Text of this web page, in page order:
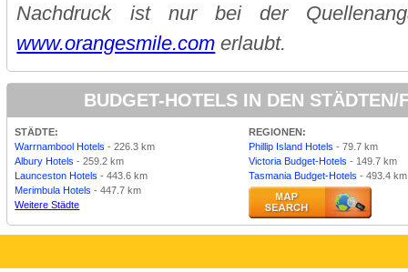
Nachdruck ist nur bei der
www.orangesmile.com erlaubt.
BUDGET-HOTELS IN DEN
STÄDTE:
Warrnambool Hotels - 226.3 km
Albury Hotels - 259.2 km
Launceston Hotels - 443.6 km
Merimbula Hotels - 447.7 km
Weitere Städte
REGIONEN:
Phillip Island Hotels - 79.7 km
Victoria Budget-Hotels - 149.7 km
Tasmania Budget-Hotels - 493.4 km